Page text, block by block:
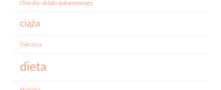
Choroby układu pokarmowego
ciąża
Cukrzyca
dieta